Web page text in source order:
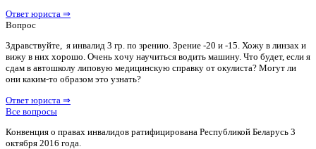
Ответ юриста ⇒
Вопрос
Здравствуйте, я инвалид 3 гр. по зрению. Зрение -20 и -15. Хожу в линзах и
вижу в них хорошо. Очень хочу научиться водить машину. Что будет, если я
сдам в автошколу липовую медицинскую справку от окулиста? Могут ли
они каким-то образом это узнать?
Ответ юриста ⇒
Все вопросы
Конвенция о правах инвалидов ратифицирована Республикой Беларусь 3
октября 2016 года.